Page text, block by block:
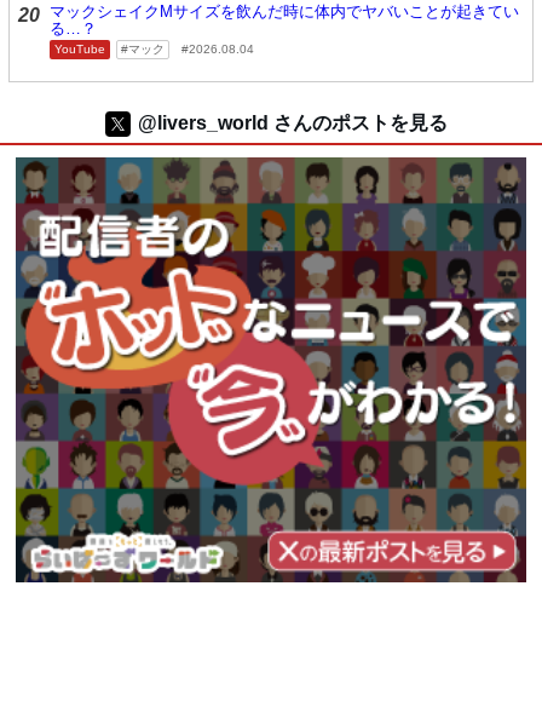
20 マックシェイクMサイズを飲んだ時に体内でヤバいことが起きてい
る…？
YouTube マック 2026.08.04
@livers_world さんのポストを見る